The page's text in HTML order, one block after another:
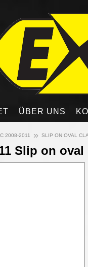
ÜBER UNS
2008-2011 » SLIP ON OVAL
Slip on